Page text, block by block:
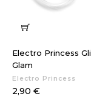
Electro Princess
Glam
Electro Princess
Preço
2,90 €